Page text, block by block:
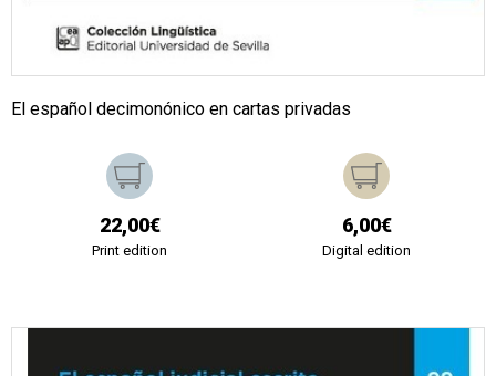
El español decimonónico en cartas privadas
22,00€
Print edition
6,00€
Digital edition